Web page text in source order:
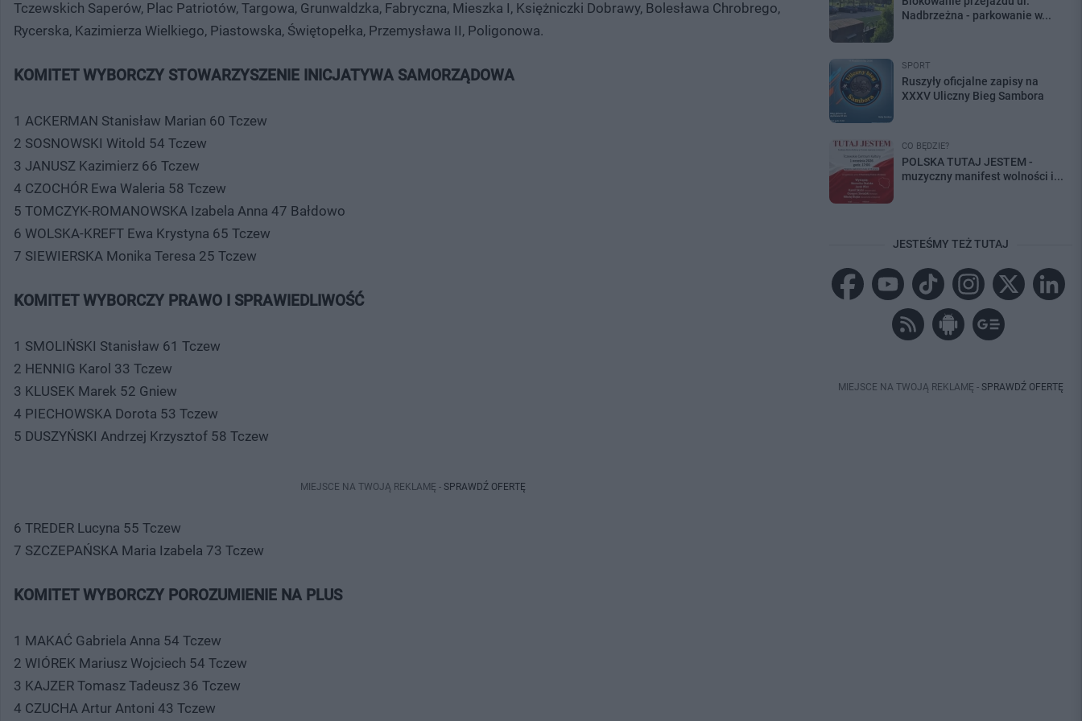
Tczewskich Saperów, Plac Patriotów, Targowa, Grunwaldzka, Fabryczna, Mieszka I, Księżniczki Dobrawy, Bolesława Chrobrego,
Rycerska, Kazimierza Wielkiego, Piastowska, Świętopełka, Przemysława II, Poligonowa.
KOMITET WYBORCZY STOWARZYSZENIE INICJATYWA SAMORZĄDOWA
1 ACKERMAN Stanisław Marian 60 Tczew
2 SOSNOWSKI Witold 54 Tczew
3 JANUSZ Kazimierz 66 Tczew
4 CZOCHÓR Ewa Waleria 58 Tczew
5 TOMCZYK-ROMANOWSKA Izabela Anna 47 Bałdowo
6 WOLSKA-KREFT Ewa Krystyna 65 Tczew
7 SIEWIERSKA Monika Teresa 25 Tczew
KOMITET WYBORCZY PRAWO I SPRAWIEDLIWOŚĆ
1 SMOLIŃSKI Stanisław 61 Tczew
2 HENNIG Karol 33 Tczew
3 KLUSEK Marek 52 Gniew
4 PIECHOWSKA Dorota 53 Tczew
5 DUSZYŃSKI Andrzej Krzysztof 58 Tczew
MIEJSCE NA TWOJĄ REKLAMĘ - SPRAWDŹ OFERTĘ
6 TREDER Lucyna 55 Tczew
7 SZCZEPAŃSKA Maria Izabela 73 Tczew
KOMITET WYBORCZY POROZUMIENIE NA PLUS
1 MAKAĆ Gabriela Anna 54 Tczew
2 WIÓREK Mariusz Wojciech 54 Tczew
3 KAJZER Tomasz Tadeusz 36 Tczew
4 CZUCHA Artur Antoni 43 Tczew
Nadbrzeżna - parkowanie w...
SPORT
Ruszyły oficjalne zapisy na
XXXV Uliczny Bieg Sambora
CO BĘDZIE?
POLSKA TUTAJ JESTEM -
muzyczny manifest wolności i...
JESTEŚMY TEŻ TUTAJ
MIEJSCE NA TWOJĄ REKLAMĘ - SPRAWDŹ OFERTĘ